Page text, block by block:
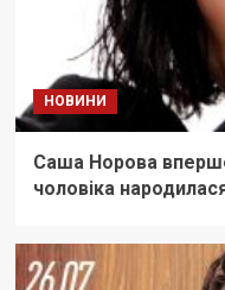
НОВИНИ
Саша Норова
чоловіка